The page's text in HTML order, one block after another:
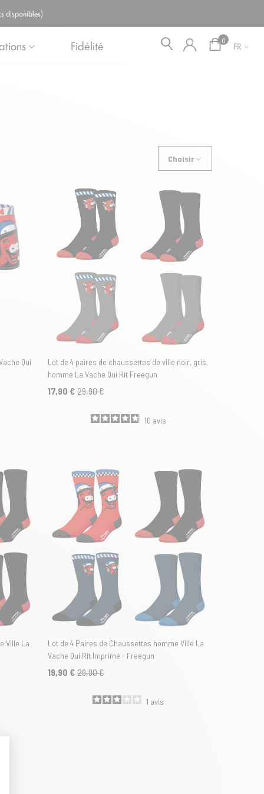
disponibles)
Fidélité 0 FR
Choisir
Qui
Lot de 4 paires de chaussettes de ville noir, gris,
homme La Vache Qui Rit Freegun
17,90 € 29,90 €
10 avis
Ville La
Lot de 4 Paires de Chaussettes homme Ville La
Vache Qui Rit Imprimé - Freegun
19,90 € 29,90 €
1 avis